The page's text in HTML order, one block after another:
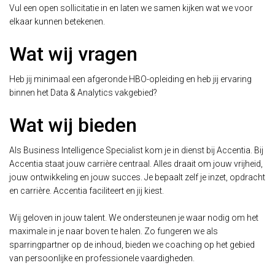
Vul een open sollicitatie in en laten we samen kijken wat we voor
elkaar kunnen betekenen.
Wat wij vragen
Heb jij minimaal een afgeronde HBO-opleiding en heb jij ervaring
binnen het Data & Analytics vakgebied?
Wat wij bieden
Als Business Intelligence Specialist kom je in dienst bij Accentia. Bij
Accentia staat jouw carrière centraal. Alles draait om jouw vrijheid,
jouw ontwikkeling en jouw succes. Je bepaalt zelf je inzet, opdracht
en carrière. Accentia faciliteert en jij kiest.
Wij geloven in jouw talent. We ondersteunen je waar nodig om het
maximale in je naar boven te halen. Zo fungeren we als
sparringpartner op de inhoud, bieden we coaching op het gebied
van persoonlijke en professionele vaardigheden.